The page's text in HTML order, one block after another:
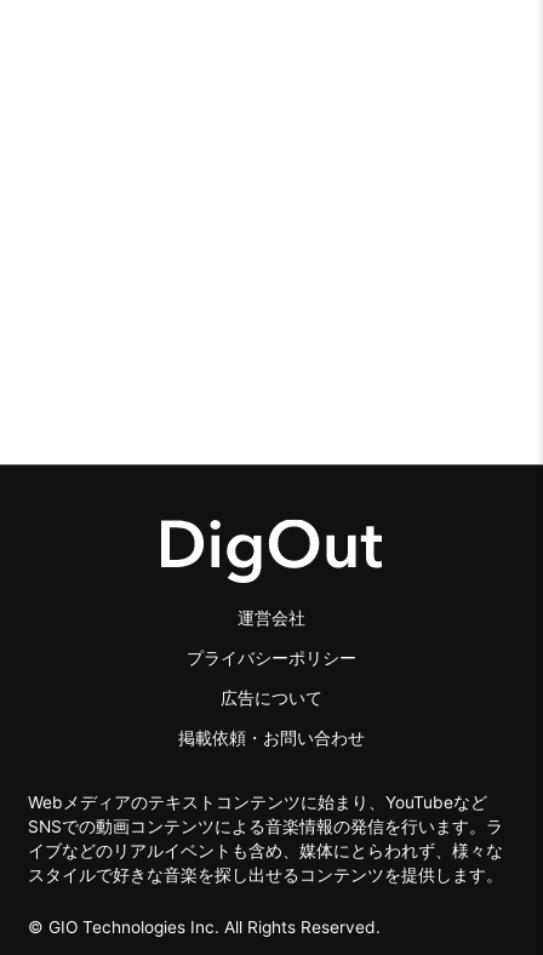
運営会社
プライバシーポリシー
広告について
掲載依頼・お問い合わせ
Webメディアのテキストコンテンツに始まり、YouTubeなど
SNSでの動画コンテンツによる音楽情報の発信を行います。ラ
イブなどのリアルイベントも含め、媒体にとらわれず、様々な
スタイルで好きな音楽を探し出せるコンテンツを提供します。
© GIO Technologies Inc. All Rights Reserved.